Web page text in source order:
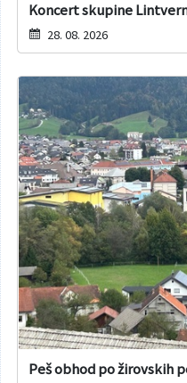
Koncert skupine
28. 08. 2026
Peš obhod po žirovskih